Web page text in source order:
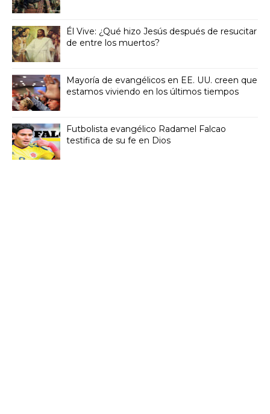
Él Vive: ¿Qué hizo Jesús después de resucitar
de entre los muertos?
Mayoría de evangélicos en EE. UU. creen que
estamos viviendo en los últimos tiempos
Futbolista evangélico Radamel Falcao
testifica de su fe en Dios